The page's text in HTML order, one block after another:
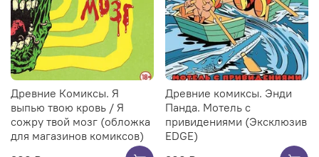
Древние Комиксы. Я
выпью твою кровь / Я
сожру твой мозг (обложка
для магазинов комиксов)
Древние комиксы. Энди
Панда. Мотель с
привидениями (Эксклюзив
EDGE)